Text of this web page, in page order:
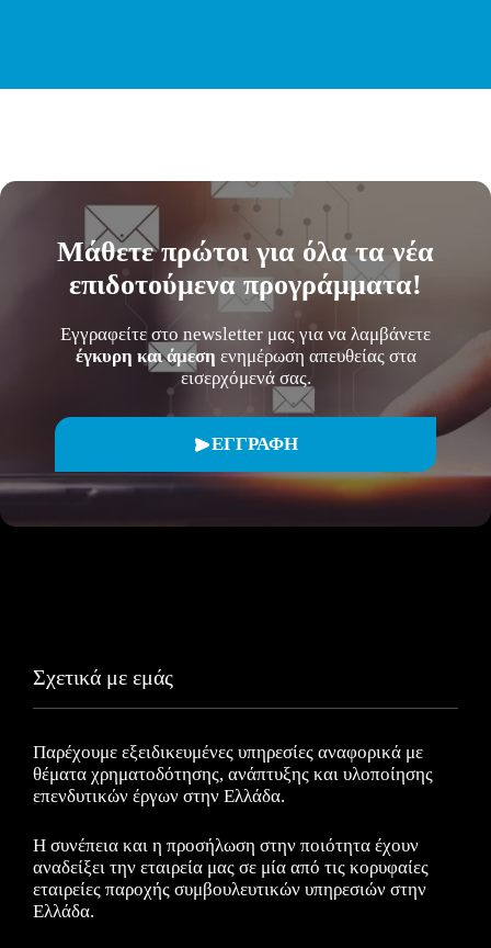
Μάθετεπρώτοι για όλα τα νέα
επιδοτούμενα προγράμματα!
Εγγραφείτε στο newsletter μας για να λαμβάνετε
έγκυρη και άμεση ενημέρωση απευθείας στα
εισερχόμενά σας.
ΕΓΓΡΑΦΗ
Σχετικά με εμάς
Παρέχουμε εξειδικευμένες υπηρεσίες αναφορικά με
θέματα χρηματοδότησης, ανάπτυξης και υλοποίησης
επενδυτικών έργων στην Ελλάδα.
Η συνέπεια και η προσήλωση στην ποιότητα έχουν
αναδείξει την εταιρεία μας σε μία από τις κορυφαίες
εταιρείες παροχής συμβουλευτικών υπηρεσιών στην
Ελλάδα.